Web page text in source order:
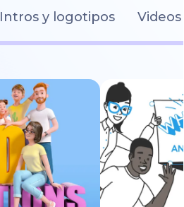
Intros y logotipos